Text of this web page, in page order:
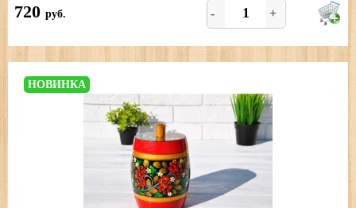
720 руб. - +
НОВИНКА